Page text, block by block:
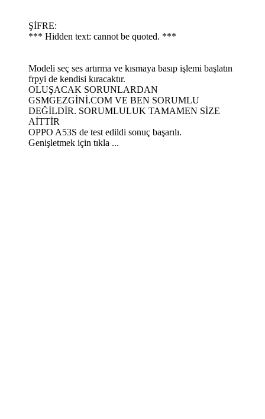
ŞİFRE:
*** Hidden text: cannot be quoted. ***
Modeli seç ses artırma ve kısmaya basıp işlemi başlatın
frpyi de kendisi kıracaktır.
OLUŞACAK SORUNLARDAN
GSMGEZGİNİ.COM VE BEN SORUMLU
DEĞİLDİR. SORUMLULUK TAMAMEN SİZE
AİTTİR
OPPO A53S de test edildi sonuç başarılı.
Genişletmek için tıkla ...